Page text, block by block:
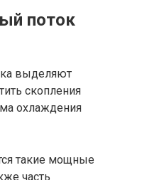
поток
выделяют
скопления
охлаждения
такие мощные
часть